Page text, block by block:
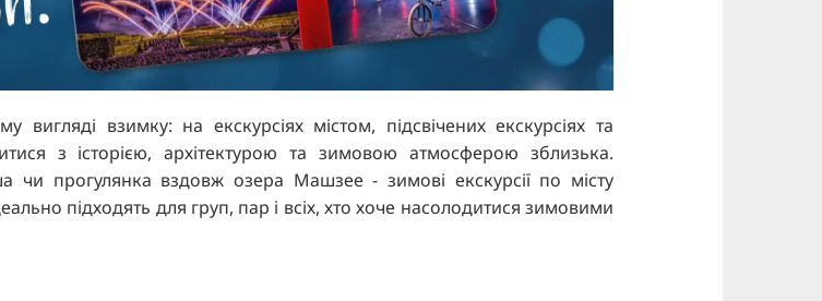
взимку: на екскурсіях містом, підсвічених екскурсіях та
з історією, архітектурою та зимовою атмосферою зблизька.
чи прогулянка вздовж озера Машзее - зимові екскурсії по місту
підходять для груп, пар і всіх, хто хоче насолодитися зимовими